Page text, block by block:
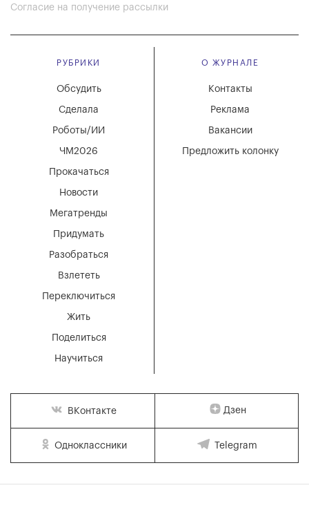
Согласие на получение рассылки
РУБРИКИ
Мегатренды
Придумать
Разобраться
Взлететь
Новости
Переключиться
Жить
Поделиться
Научиться
Обсудить
Сделала
Роботы/ИИ
ЧМ2026
Прокачаться
О ЖУРНАЛЕ
Вакансии
Реклама
Контакты
Предложить колонку
ВКонтакте Дзен
Одноклассники Telegram